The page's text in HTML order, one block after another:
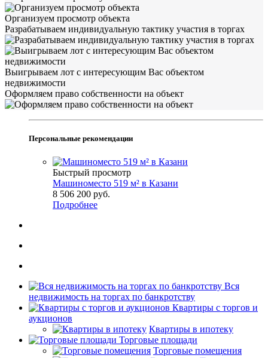
Организуем просмотр объекта
Разрабатываем индивидуальную тактику участия в торгах
Выигрываем лот с интересующим Вас объектом
недвижимости
Оформляем право собственности на объект
Персональные рекомендации
Быстрый просмотр
Машиноместо 519 м² в Казани
8 506 200 руб.
Подробнее
Вся
недвижимость на торгах по банкротству
Квартиры с торгов и
аукционов
Квартиры в ипотеку
Торговые площади
Торговые помещения